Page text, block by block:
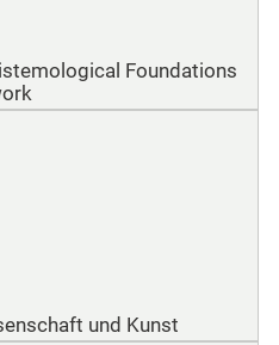
Foundations
und Kunst